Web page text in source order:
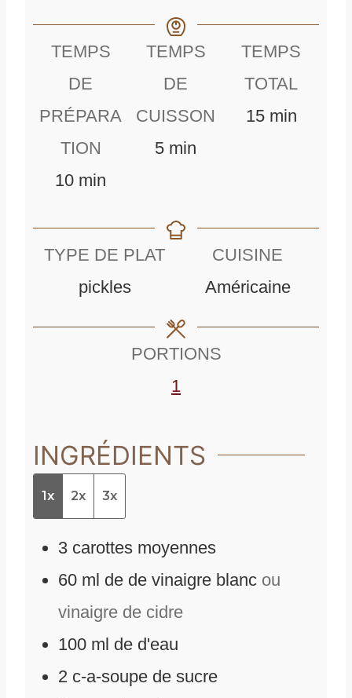
TEMPS
DE
PRÉPARA
TION
10m
n
min
TEMPS
DE
CUISSON
5m
u
s
min
TEMPS
TOTAL
15m
t
e
min
TYPE DE PLAT
pickles
CUISINE
Américaine
PORTIONS
1
INGRÉDIENTS
1x 2x 3x
3 carottes moyennes
60 ml de de vinaigre blanc ou
vinaigre de cidre
100 ml de d'eau
2 c-a-soupe de sucre